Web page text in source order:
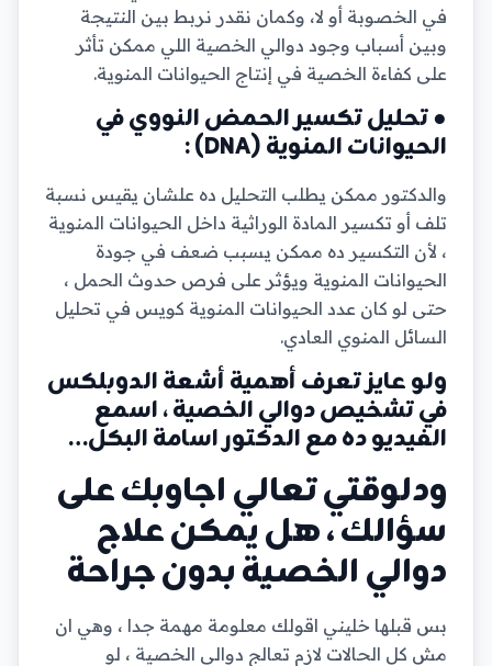
في الخصوبة أو لا، وكمان نقدر نربط بين النتيجة
وبين أسباب وجود دوالي الخصية اللي ممكن تأثر
على كفاءة الخصية في إنتاج الحيوانات المنوية.
● تحليل تكسير الحمض النووي في
الحيوانات المنوية (DNA) :
والدكتور ممكن يطلب التحليل ده علشان يقيس نسبة
تلف أو تكسير المادة الوراثية داخل الحيوانات المنوية
، لأن التكسير ده ممكن يسبب ضعف في جودة
الحيوانات المنوية ويؤثر على فرص حدوث الحمل ،
حتى لو كان عدد الحيوانات المنوية كويس في تحليل
السائل المنوي العادي.
ولو عايز تعرف أهمية أشعة الدوبلكس
في تشخيص دوالي الخصية ، اسمع
الفيديو ده مع الدكتور اسامة البكل…
ودلوقتي تعالي اجاوبك على
سؤالك ، هل يمكن علاج
دوالي الخصية بدون جراحة
بس قبلها خليني اقولك معلومة مهمة جدا ، وهي ان
مش كل الحالات لازم تعالج دوالي الخصية ، لو